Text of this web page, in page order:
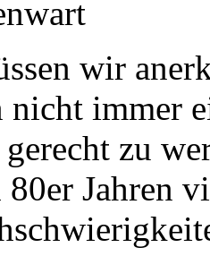
wir
nicht immer
zu
80er Jahren